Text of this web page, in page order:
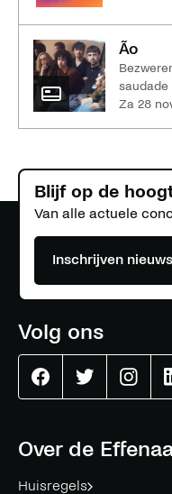
Ão
saudade
za 28
Over de
Huisregels
Blijf op de
Van alle actuele
Inschrijven
Volg ons
EffenaarEffenaar